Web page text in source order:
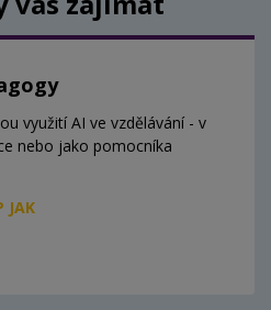
využití AI ve vzdělávání - v
nebo jako pomocníka
JAK